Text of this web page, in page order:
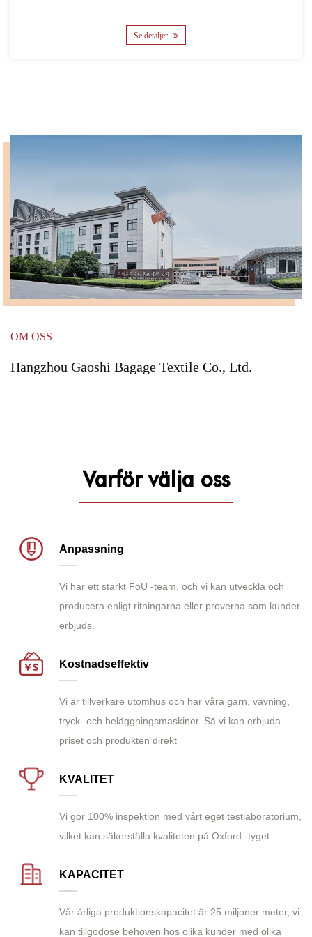
Se detaljer
OM OSS
Hangzhou Gaoshi Bagage Textile Co., Ltd.
Varför välja oss
Anpassning
Vi har ett starkt FoU -team, och vi kan utveckla och
producera enligt ritningarna eller proverna som kunder
erbjuds.
Kostnadseffektiv
Vi är tillverkare utomhus och har våra garn, vävning,
tryck- och beläggningsmaskiner. Så vi kan erbjuda
priset och produkten direkt
KVALITET
Vi gör 100% inspektion med vårt eget testlaboratorium,
vilket kan säkerställa kvaliteten på Oxford -tyget.
KAPACITET
Vår årliga produktionskapacitet är 25 miljoner meter, vi
kan tillgodose behoven hos olika kunder med olika